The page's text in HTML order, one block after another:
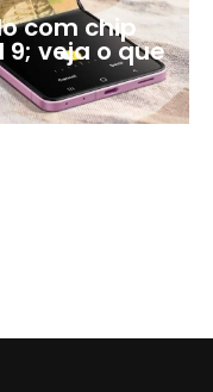
com chip
9; veja o que